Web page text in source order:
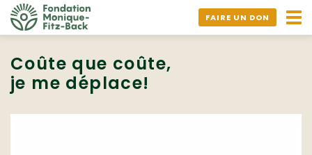
FAIRE UN DON
Coûte que coûte,
je me déplace!